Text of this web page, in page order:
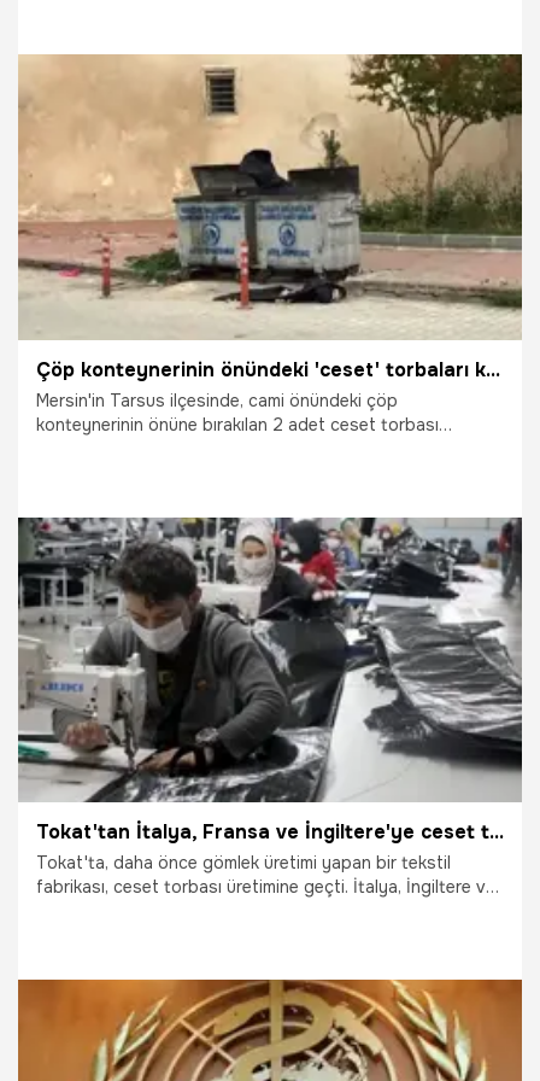
Çöp konteynerinin önündeki 'ceset' torbaları korkuttu
Mersin'in Tarsus ilçesinde, cami önündeki çöp
konteynerinin önüne bırakılan 2 adet ceset torbası
8.05.2020 Gündem
Tokat'tan İtalya, Fransa ve İngiltere'ye ceset torbası
Tokat'ta, daha önce gömlek üretimi yapan bir tekstil
fabrikası, ceset torbası üretimine geçti. İtalya, İngiltere ve
7.05.2020 Gündem